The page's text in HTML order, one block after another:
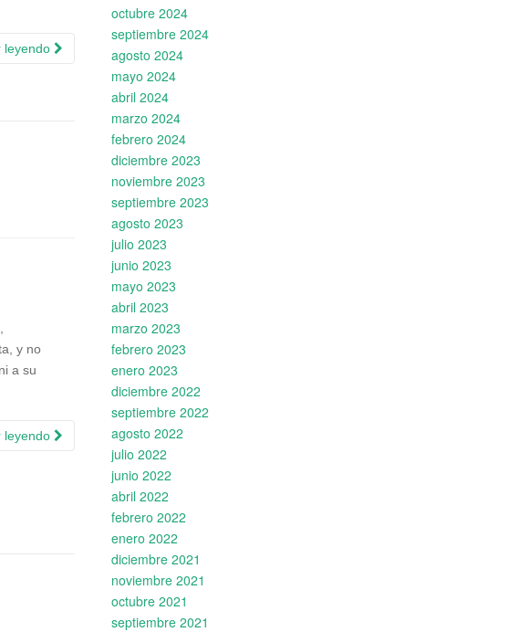
leyendo
y no
a su
leyendo
octubre 2024
septiembre 2024
agosto 2024
mayo 2024
abril 2024
marzo 2024
febrero 2024
diciembre 2023
noviembre 2023
septiembre 2023
agosto 2023
julio 2023
junio 2023
mayo 2023
abril 2023
marzo 2023
febrero 2023
enero 2023
diciembre 2022
septiembre 2022
agosto 2022
julio 2022
junio 2022
abril 2022
febrero 2022
enero 2022
diciembre 2021
noviembre 2021
octubre 2021
septiembre 2021